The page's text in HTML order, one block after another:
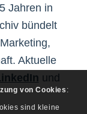
Jahren in
bündelt
Aktuelle
und
von Cookies :
sind kleine